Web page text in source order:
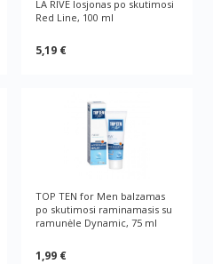
LA RIVE losjonas po skutimosi
Red Line, 100 ml
5,19 €
TOP TEN for Men balzamas
po skutimosi raminamasis su
ramunėle Dynamic, 75 ml
1,99 €